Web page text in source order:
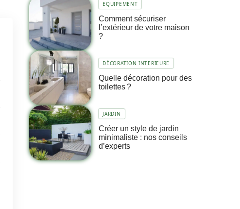
EQUIPEMENT
Comment sécuriser
l’extérieur de votre maison
?
DÉCORATION INTERIEURE
Quelle décoration pour des
toilettes ?
JARDIN
Créer un style de jardin
minimaliste : nos conseils
d’experts